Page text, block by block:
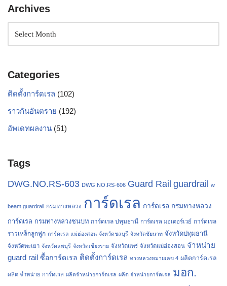
Archives
Categories
ติดตั้งการ์ดเรล (102)
ราวกันอันตราย (192)
อัพเดทผลงาน (51)
Tags
DWG.NO.RS-603 DWG.NO.RS-606 Guard Rail guardrail w
beam guardrail กรมทางหลวง การ์ดเรล การ์ดเรล กรมทางหลวง
การ์ดเรล กรมทางหลวงชนบท การ์ดเรล ปทุมธานี การ์ดเรล มอเตอร์เวย์ การ์ดเรล
ราวเหล็กลูกฟูก การ์ดเรล แม่ฮ่องสอน จังหวัดชลบุรี จังหวัดชัยนาท จังหวัดปทุมธานี
จังหวัดพะเยา จังหวัดลพบุรี จังหวัดเชียงราย จังหวัดแพร่ จังหวัดแม่ฮ่องสอน จำหน่าย
guard rail ซื้อการ์ดเรล ติดตั้งการ์ดเรล ทางหลวงหมายเลข 4 ผลิตการ์ดเรล
ผลิต จำหน่าย การ์ดเรล ผลิตจำหน่ายการ์ดเรล ผลิต จำหน่ายการ์ดเรล มอก.